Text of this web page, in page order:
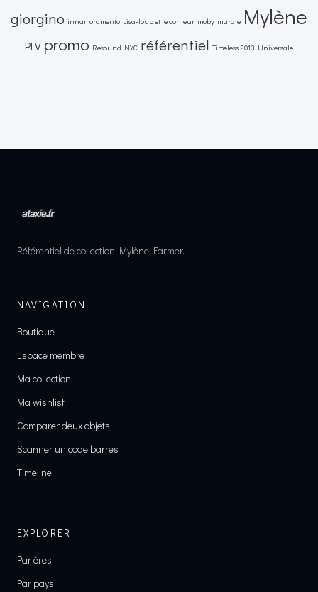
giorgino innamoramento Lisa-loup et le conteur moby murale Mylène
PLV promo Resound NYC référentiel Timeless 2013 Universale
Référentiel de collection Mylène Farmer.
NAVIGATION
Boutique
Espace membre
Ma collection
Ma wishlist
Comparer deux objets
Scanner un code barres
Timeline
EXPLORER
Par ères
Par pays